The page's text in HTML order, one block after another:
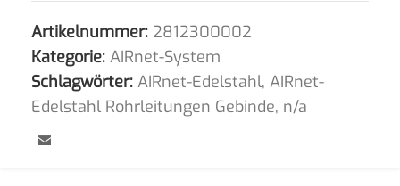
Artikelnummer: 2812300002
Kategorie: AIRnet-System
Schlagwörter: AIRnet-Edelstahl, AIRnet-
Edelstahl Rohrleitungen Gebinde, n/a